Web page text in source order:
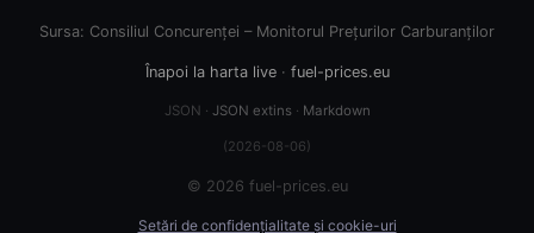
Sursa: Consiliul Concurenței – Monitorul Prețurilor Carburanților
Înapoi la harta live· fuel-prices.eu
JSON · JSON extins· Markdown
(2026-08-06)
© 2026 fuel-prices.eu
Setări de confidențialitate și cookie-uri